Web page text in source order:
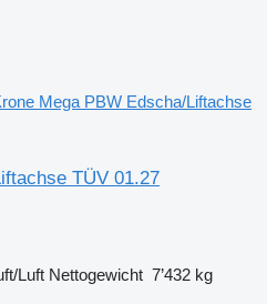
Mega PBW Edscha/Liftachse
TÜV 01.27
Luft Nettogewicht 7’432 kg